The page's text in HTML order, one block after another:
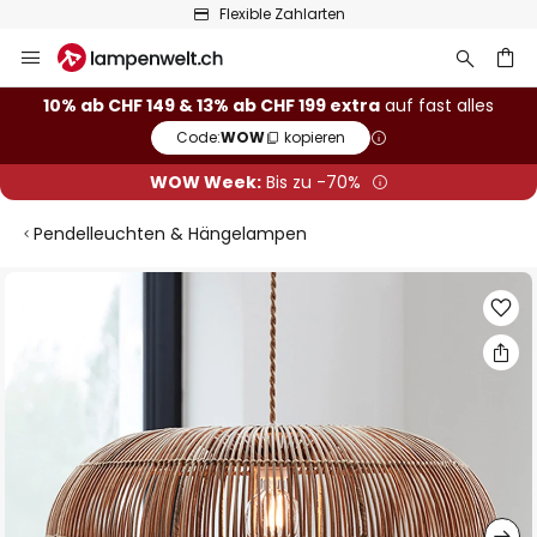
Flexible Zahlarten
Inhalt
springen
10% ab CHF 149 & 13% ab CHF 199 extra auf fast alles
Code:WOW kopieren
WOW Week:Bis zu -70%
Pendelleuchten & Hängelampen